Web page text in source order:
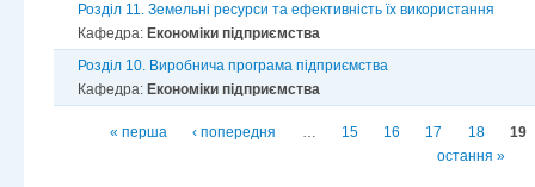
Розділ 11. Земельні ресурси та ефективність їх використання
Кафедра: Економіки підприємства
Розділ 10. Виробнича програма підприємства
Кафедра: Економіки підприємства
Сторінки
« перша ‹ попередня … 15 16 17 18
19
остання »